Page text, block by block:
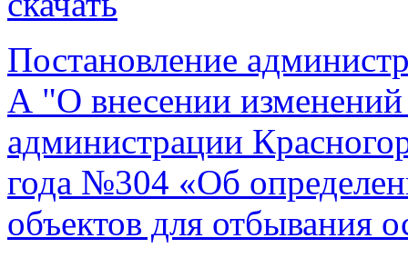
Постановление
А "О внесении изменений
администрации
года №304 «Об
объектов для отбывания